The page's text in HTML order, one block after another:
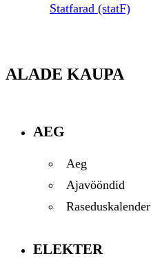
Statfarad (statF)
ALADE KAUPA
AEG
Aeg
Ajavööndid
Raseduskalender
ELEKTER